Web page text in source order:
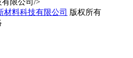
/>
材料科技有限公司 版权所有